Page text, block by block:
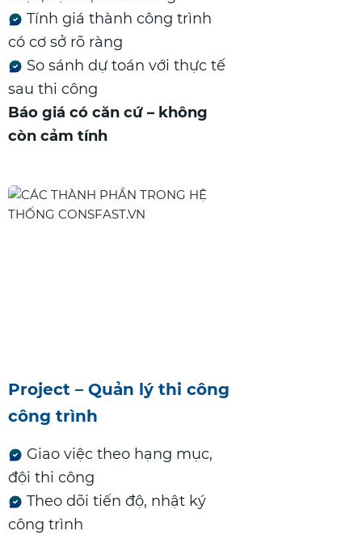
Tính giá thành công trình
có cơ sở rõ ràng
So sánh dự toán với thực tế
sau thi công
Báo giá có căn cứ – không
còn cảm tính
Project – Quản lý thi công
công trình
Giao việc theo hạng mục,
đội thi công
Theo dõi tiến độ, nhật ký
công trình